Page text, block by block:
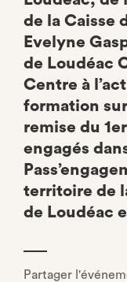
de la Caisse
Evelyne
de Loudéac
Centre à
formation
remise du
engagés
territoire de
de Loudéac
Partager